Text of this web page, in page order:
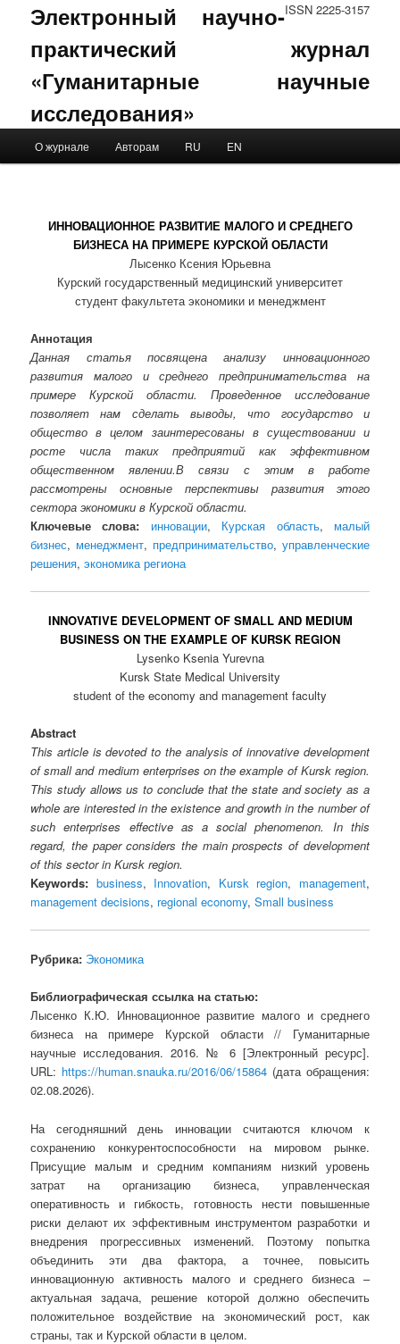
ISSN 2225-3157
Электронный научно-
практический журнал
«Гуманитарные научные
исследования»
Skip to primary content
Skip to secondary content
О журнале Авторам RU EN
ИННОВАЦИОННОЕ РАЗВИТИЕ МАЛОГО И СРЕДНЕГО
БИЗНЕСА НА ПРИМЕРЕ КУРСКОЙ ОБЛАСТИ
Лысенко Ксения Юрьевна
Курский государственный медицинский университет
студент факультета экономики и менеджмент
Аннотация
Данная статья посвящена анализу инновационного
развития малого и среднего предпринимательства на
примере Курской области. Проведенное исследование
позволяет нам сделать выводы, что государство и
общество в целом заинтересованы в существовании и
росте числа таких предприятий как эффективном
общественном явлении.В связи с этим в работе
рассмотрены основные перспективы развития этого
сектора экономики в Курской области.
Ключевые слова:
инновации, Курская область, малый
бизнес, менеджмент, предпринимательство, управленческие
решения,экономика региона
INNOVATIVE DEVELOPMENT OF SMALL AND MEDIUM
BUSINESS ON THE EXAMPLE OF KURSK REGION
Lysenko Ksenia Yurevna
Kursk State Medical University
student of the economy and management faculty
Abstract
This article is devoted to the analysis of innovative development
of small and medium enterprises on the example of Kursk region.
This study allows us to conclude that the state and society as a
whole are interested in the existence and growth in the number of
such enterprises effective as a social phenomenon. In this
regard, the paper considers the main prospects of development
of this sector in Kursk region.
Keywords: business, Innovation, Kursk region, management,
management decisions, regional economy,Small business
Рубрика: Экономика
Библиографическая ссылка на статью:
Лысенко К.Ю. Инновационное развитие малого и среднего
бизнеса на примере Курской области // Гуманитарные
научные исследования. 2016. № 6 [Электронный ресурс].
URL: https://human.snauka.ru/2016/06/15864 (дата обращения:
02.08.2026).
На сегодняшний день инновации считаются ключом к
сохранению конкурентоспособности на мировом рынке.
Присущие малым и средним компаниям низкий уровень
затрат на организацию бизнеса, управленческая
оперативность и гибкость, готовность нести повышенные
риски делают их эффективным инструментом разработки и
внедрения прогрессивных изменений. Поэтому попытка
объединить эти два фактора, а точнее, повысить
инновационную активность малого и среднего бизнеса –
актуальная задача, решение которой должно обеспечить
положительное воздействие на экономический рост, как
страны, так и Курской области в целом.